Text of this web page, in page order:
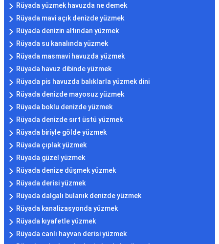
Rüyada yüzmek havuzda ne demek
Rüyada mavi açık denizde yüzmek
Rüyada denizin altından yüzmek
Rüyada su kanalında yüzmek
Rüyada masmavi havuzda yüzmek
Rüyada havuz dibinde yüzmek
Rüyada pis havuzda balıklarla yüzmek dini
Rüyada denizde mayosuz yüzmek
Rüyada boklu denizde yüzmek
Rüyada denizde sırt üstü yüzmek
Rüyada biriyle gölde yüzmek
Rüyada çıplak yüzmek
Rüyada güzel yüzmek
Rüyada denize düşmek yüzmek
Rüyada derisi yüzmek
Rüyada dalgalı bulanık denizde yüzmek
Rüyada kanalizasyonda yüzmek
Rüyada kıyafetle yüzmek
Rüyada canlı hayvan derisi yüzmek